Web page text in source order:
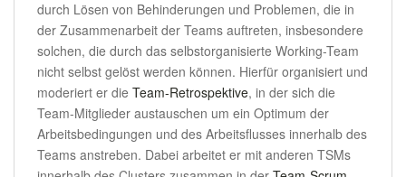
durch Lösen von Behinderungen und Problemen, die in
der Zusammenarbeit der Teams auftreten, insbesondere
solchen, die durch das selbstorganisierte Working-Team
nicht selbst gelöst werden können. Hierfür organisiert und
moderiert er die Team-Retrospektive, in der sich die
Team-Mitglieder austauschen um ein Optimum der
Arbeitsbedingungen und des Arbeitsflusses innerhalb des
Teams anstreben. Dabei arbeitet er mit anderen TSMs